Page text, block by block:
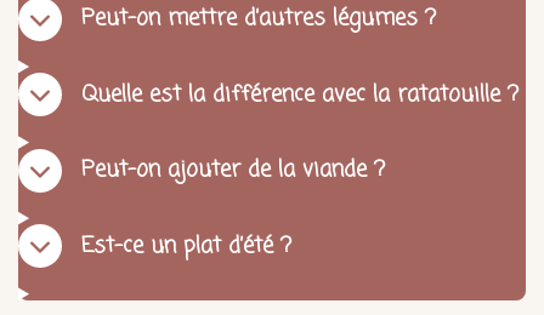
Peut-on mettre d’autres légumes ?
Quelle est la différence avec la ratatouille ?
Peut-on ajouter de la viande ?
Est-ce un plat d’été ?